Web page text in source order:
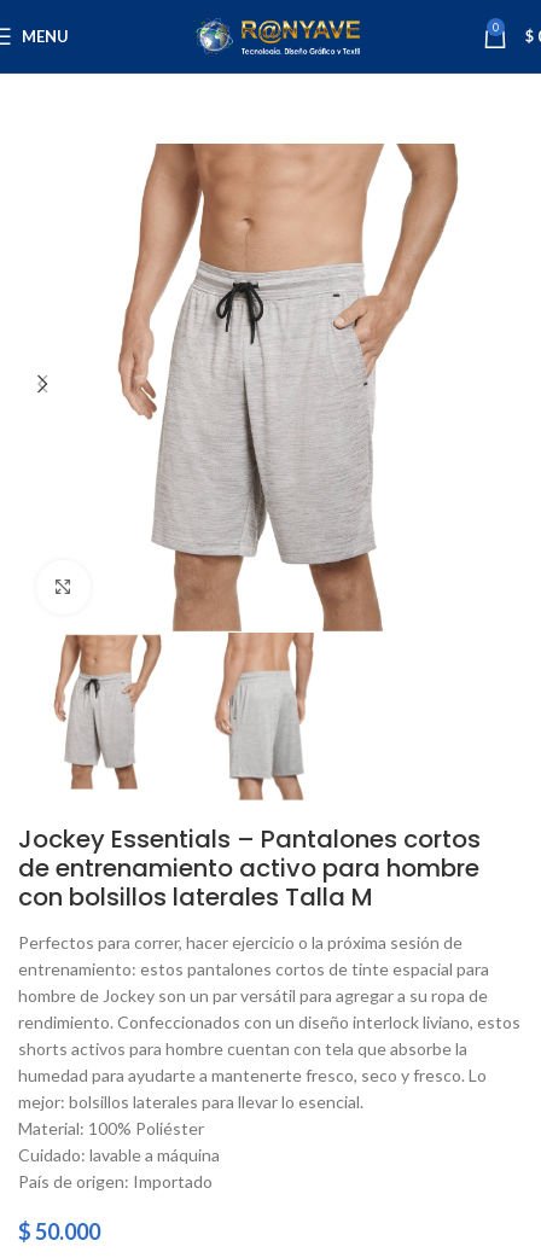
MENU 0 $
Click to enlarge
Jockey Essentials – Pantalones cortos
de entrenamiento activo para hombre
con bolsillos laterales Talla M
Perfectos para correr, hacer ejercicio o la próxima sesión de
entrenamiento: estos pantalones cortos de tinte espacial para
hombre de Jockey son un par versátil para agregar a su ropa de
rendimiento. Confeccionados con un diseño interlock liviano, estos
shorts activos para hombre cuentan con tela que absorbe la
humedad para ayudarte a mantenerte fresco, seco y fresco. Lo
mejor: bolsillos laterales para llevar lo esencial.
Material: 100% Poliéster
Cuidado: lavable a máquina
País de origen: Importado
$50.000